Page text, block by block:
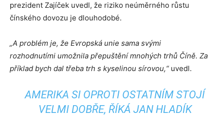
prezident Zajíček uvedl, že riziko neúměrného růstu
čínského dovozu je dlouhodobé.
„A problém je, že Evropská unie sama svými
rozhodnutími umožnila přepuštění mnohých trhů Číně. Za
příklad bych dal třeba trh s kyselinou sírovou,“uvedl.
AMERIKA SI OPROTI OSTATNÍM STOJÍ
VELMI DOBŘE, ŘÍKÁ JAN HLADÍK